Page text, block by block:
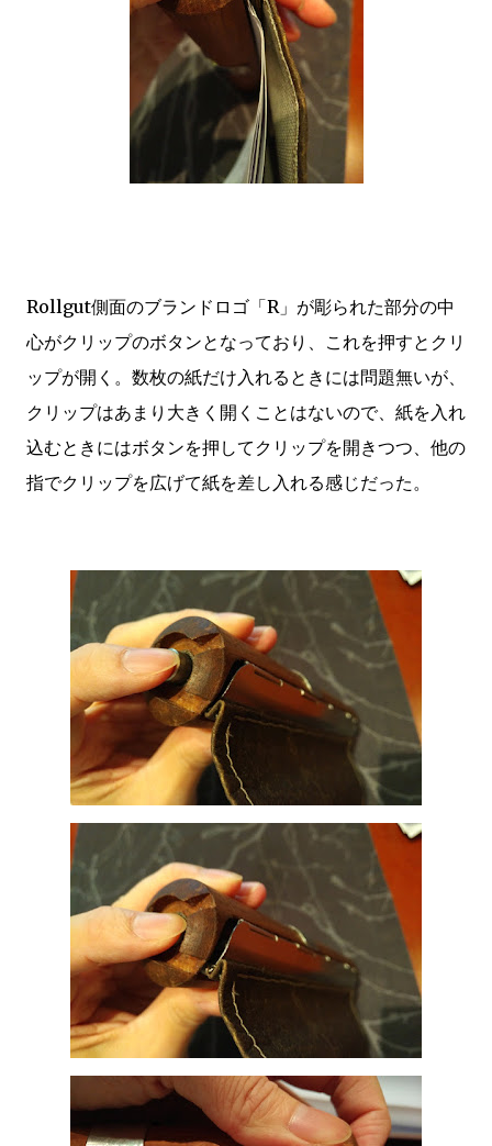
Rollgut側面のブランドロゴ「R」が彫られた部分の中
心がクリップのボタンとなっており、これを押すとクリ
ップが開く。数枚の紙だけ入れるときには問題無いが、
クリップはあまり大きく開くことはないので、紙を入れ
込むときにはボタンを押してクリップを開きつつ、他の
指でクリップを広げて紙を差し入れる感じだった。